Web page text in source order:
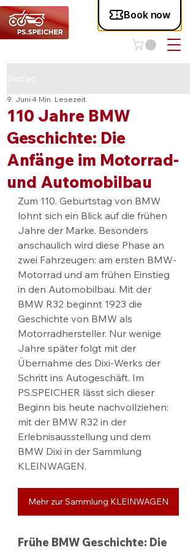
110 Jahre BMW
Geschichte: Die
Anfänge im Motorrad-
und Automobilbau
9. Juni 4 Min. Lesezeit
Zum 110. Geburtstag von BMW
lohnt sich ein Blick auf die frühen
Jahre der Marke. Besonders
anschaulich wird diese Phase an
zwei Fahrzeugen: am ersten BMW-
Motorrad und am frühen Einstieg
in den Automobilbau. Mit der
BMW R32 beginnt 1923 die
Geschichte von BMW als
Motorradhersteller. Nur wenige
Jahre später folgt mit der
Übernahme des Dixi-Werks der
Schritt ins Autogeschäft. Im
PS.SPEICHER lässt sich dieser
Beginn bis heute nachvollziehen:
mit der BMW R32 in der
Erlebnisausstellung und dem
BMW Dixi in der Sammlung
KLEINWAGEN.
Mehr zur Sammlung KLEINWAGEN
Frühe BMW Geschichte: Die